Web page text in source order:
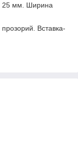
25 мм. Ширина
Вставка-